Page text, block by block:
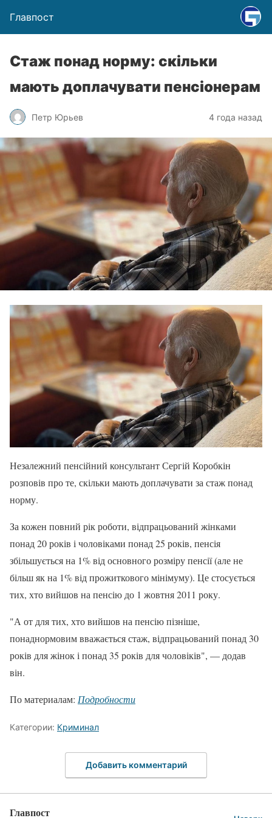
Главпост
Стаж понад норму: скільки
мають доплачувати пенсіонерам
Петр Юрьев 4 года назад
Незалежний пенсійний консультант Сергій Коробкін
розповів про те, скільки мають доплачувати за стаж понад
норму.
За кожен повний рік роботи, відпрацьований жінками
понад 20 років і чоловіками понад 25 років, пенсія
збільшується на 1% від основного розміру пенсії (але не
більш як на 1% від прожиткового мінімуму). Це стосується
тих, хто вийшов на пенсію до 1 жовтня 2011 року.
"А от для тих, хто вийшов на пенсію пізніше,
понаднормовим вважається стаж, відпрацьований понад 30
років для жінок і понад 35 років для чоловіків", — додав
він.
По материалам: Подробности
Категории: Криминал
Добавить комментарий
Главпост